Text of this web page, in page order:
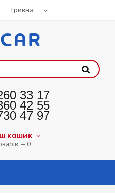
CAR
33 17
42 55
47 97
КОШИК
— 0